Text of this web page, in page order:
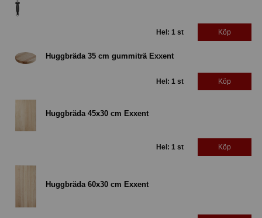
Hel: 1 st Köp
Huggbräda 35 cm gummiträ Exxent
Hel: 1 st Köp
Huggbräda 45x30 cm Exxent
Hel: 1 st Köp
Huggbräda 60x30 cm Exxent